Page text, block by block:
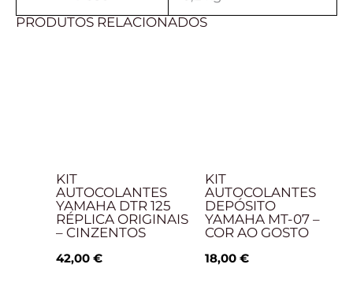
PRODUTOS RELACIONADOS
KIT
AUTOCOLANTES
YAMAHA DTR 125
RÉPLICA ORIGINAIS
– CINZENTOS
42,00 €
KIT
AUTOCOLANTES
DEPÓSITO
YAMAHA MT-07 –
COR AO GOSTO
18,00 €